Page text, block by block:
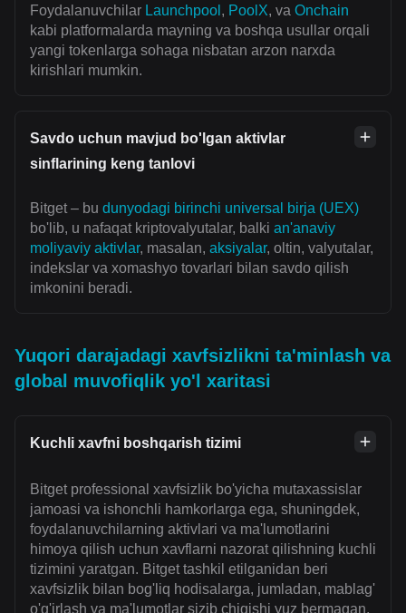
Foydalanuvchilar Launchpool , PoolX, va Onchain
kabi platformalarda mayning va boshqa usullar orqali
yangi tokenlarga sohaga nisbatan arzon narxda
kirishlari mumkin.
Savdo uchun mavjud bo'lgan aktivlar
sinflarining keng tanlovi
Bitget – bu dunyodagi birinchi universal birja (UEX)
bo'lib, u nafaqat kriptovalyutalar, balki an'anaviy
moliyaviy aktivlar, masalan, aksiyalar, oltin, valyutalar,
indekslar va xomashyo tovarlari bilan savdo qilish
imkonini beradi.
Yuqori darajadagi xavfsizlikni ta'minlash va
global muvofiqlik yo'l xaritasi
Kuchli xavfni boshqarish tizimi
Bitget professional xavfsizlik bo'yicha mutaxassislar
jamoasi va ishonchli hamkorlarga ega, shuningdek,
foydalanuvchilarning aktivlari va ma'lumotlarini
himoya qilish uchun xavflarni nazorat qilishning kuchli
tizimini yaratgan. Bitget tashkil etilganidan beri
xavfsizlik bilan bog'liq hodisalarga, jumladan, mablag'
o'g'irlash va ma'lumotlar sizib chiqishi yuz bermagan.